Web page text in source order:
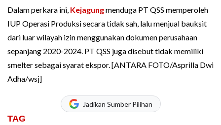
Dalam perkara ini, Kejagungmenduga PT QSS memperoleh
IUP Operasi Produksi secara tidak sah, lalu menjual bauksit
dari luar wilayah izin menggunakan dokumen perusahaan
sepanjang 2020-2024. PT QSS juga disebut tidak memiliki
smelter sebagai syarat ekspor. [ANTARA FOTO/Asprilla Dwi
Adha/wsj]
Jadikan Sumber Pilihan
TAG